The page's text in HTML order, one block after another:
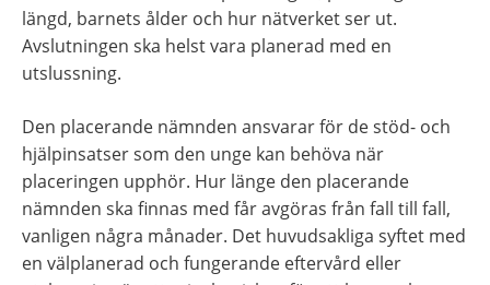
längd, barnets ålder och hur nätverket ser ut.
Avslutningen ska helst vara planerad med en
utslussning.
Den placerande nämnden ansvarar för de stöd- och
hjälpinsatser som den unge kan behöva när
placeringen upphör. Hur länge den placerande
nämnden ska finnas med får avgöras från fall till fall,
vanligen några månader. Det huvudsakliga syftet med
en välplanerad och fungerande eftervård eller